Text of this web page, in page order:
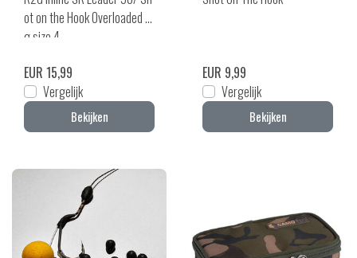
ot on the Hook Overloaded Ri
g size 4
EUR 15,99
Vergelijk
Bekijken
EUR 9,99
Vergelijk
Bekijken